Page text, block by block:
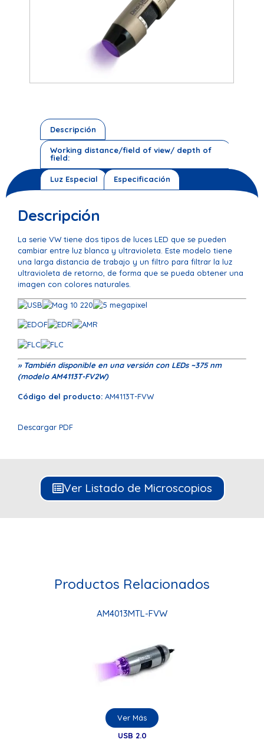
Descripción
Working distance/field of view/ depth of
field:
Luz Especial Especificación
Descripción
La serie VW tiene dos tipos de luces LED que se pueden
cambiar entre luz blanca y ultravioleta. Este modelo tiene
una larga distancia de trabajo y un filtro para filtrar la luz
ultravioleta de retorno, de forma que se pueda obtener una
imagen con colores naturales.
» También disponible en una versión con LEDs ~375 nm
(modelo AM4113T-FV2W)
Código del producto: AM4113T-FVW
Descargar PDF
Ver Listado de Microscopios
Productos Relacionados
AM4013MTL-FVW
USB 2.0
Ver Más